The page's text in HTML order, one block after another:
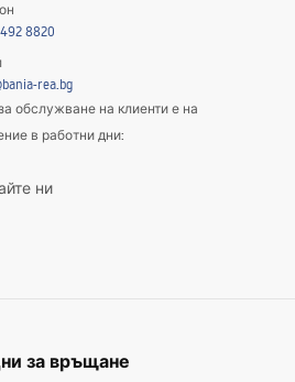
8820
rea.bg
обслужване на клиенти е на
в работни дни:
ни
за връщане